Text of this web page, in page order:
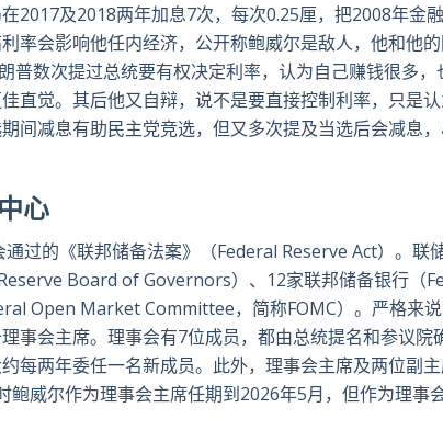
2017及2018两年加息7次，每次0.25厘，把2008年金
率会影响他任内经济，公开称鲍威尔是敌人，他和他
普数次提过总统要有权决定利率，认为自己赚钱很多
直觉。其后他又自辩，说不是要直接控制利率，只是
间减息有助民主党竞选，但又多次提及当选后会减息，
心
过的《联邦储备法案》（Federal Reserve Act）。联
Board of Governors）、12家联邦储备银行（
Open Market Committee，简称FOMC）。严格来说
事会主席。理事会有7位成员，都由总统提名和参议院
每两年委任一名新成员。此外，理事会主席及两位副
鲍威尔作为理事会主席任期到2026年5月，但作为理事